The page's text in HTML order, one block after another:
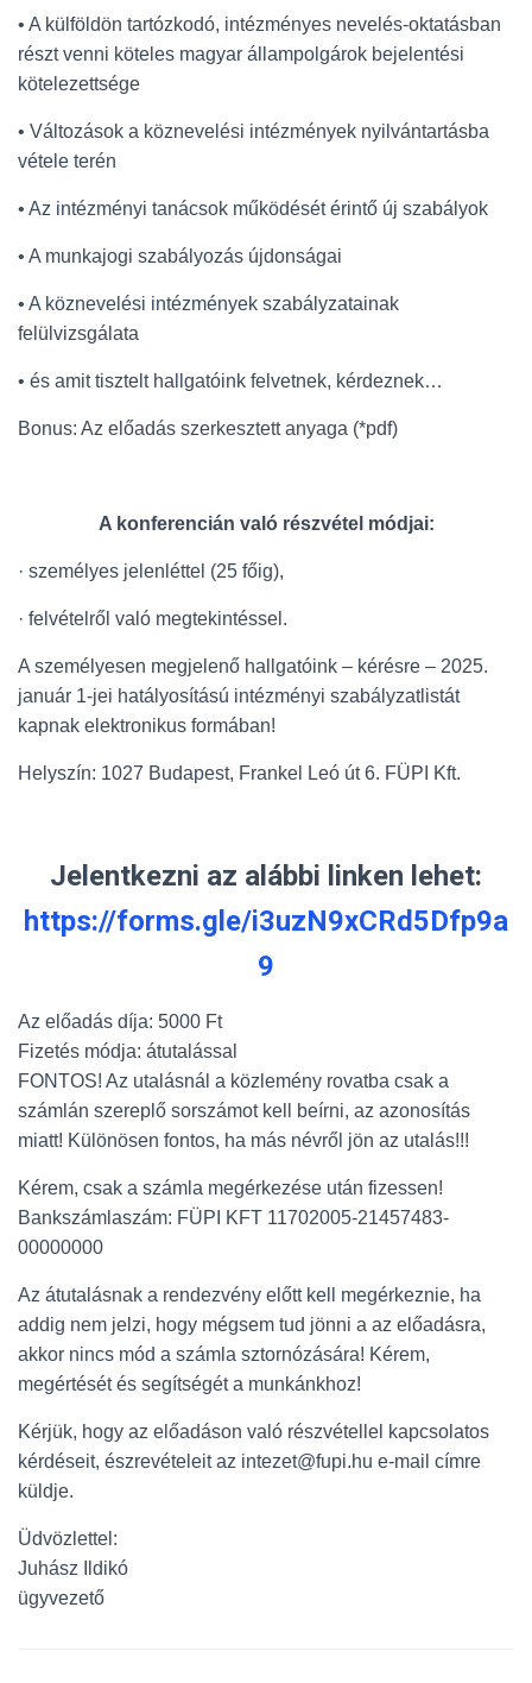
• A külföldön tartózkodó, intézményes nevelés-oktatásban
részt venni köteles magyar állampolgárok bejelentési
kötelezettsége
• Változások a köznevelési intézmények nyilvántartásba
vétele terén
• Az intézményi tanácsok működését érintő új szabályok
• A munkajogi szabályozás újdonságai
• A köznevelési intézmények szabályzatainak
felülvizsgálata
• és amit tisztelt hallgatóink felvetnek, kérdeznek…
Bonus: Az előadás szerkesztett anyaga (*pdf)
A konferencián való részvétel módjai:
· személyes jelenléttel (25 főig),
· felvételről való megtekintéssel.
A személyesen megjelenő hallgatóink – kérésre – 2025.
január 1-jei hatályosítású intézményi szabályzatlistát
kapnak elektronikus formában!
Helyszín: 1027 Budapest, Frankel Leó út 6. FÜPI Kft.
Jelentkezni az alábbi linken lehet:
https://forms.gle/i3uzN9xCRd5Dfp9a
9
Az előadás díja: 5000 Ft
Fizetés módja: átutalással
FONTOS! Az utalásnál a közlemény rovatba csak a
számlán szereplő sorszámot kell beírni, az azonosítás
miatt! Különösen fontos, ha más névről jön az utalás!!!
Kérem, csak a számla megérkezése után fizessen!
Bankszámlaszám: FÜPI KFT 11702005-21457483-
00000000
Az átutalásnak a rendezvény előtt kell megérkeznie, ha
addig nem jelzi, hogy mégsem tud jönni a az előadásra,
akkor nincs mód a számla sztornózására! Kérem,
megértését és segítségét a munkánkhoz!
Kérjük, hogy az előadáson való részvétellel kapcsolatos
kérdéseit, észrevételeit az intezet@fupi.hu e-mail címre
küldje.
Üdvözlettel:
Juhász Ildikó
ügyvezető